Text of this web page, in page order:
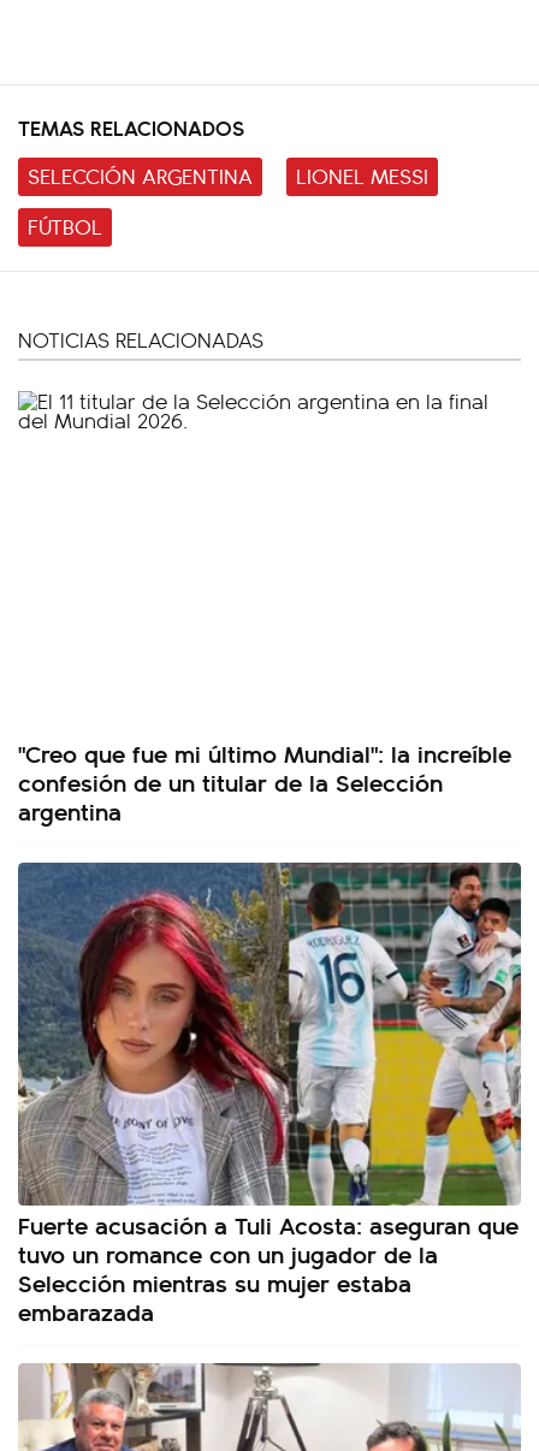
TEMAS RELACIONADOS
SELECCIÓN ARGENTINA
LIONEL MESSI
FÚTBOL
NOTICIAS RELACIONADAS
"Creo que fue mi último Mundial": la increíble
confesión de un titular de la Selección
argentina
Fuerte acusación a Tuli Acosta: aseguran que
tuvo un romance con un jugador de la
Selección mientras su mujer estaba
embarazada